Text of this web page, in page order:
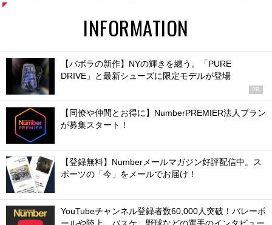
INFORMATION
【バボラの新作】NYの輝きを纏う。「PURE
DRIVE」と最新シューズに限定モデルが登場
PR
【同僚や仲間とお得に】NumberPREMIER法人プラン
が募集スタート！
【登録無料】Numberメールマガジン好評配信中。ス
ポーツの「今」をメールでお届け！
YouTubeチャンネル登録者数60,000人突破！バレーボ